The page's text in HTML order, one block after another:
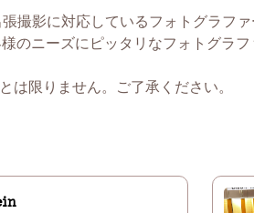
撮影に対応しているフォトグラファ
ニーズにピッタリなフォトグラフ
限りません。ご了承ください。